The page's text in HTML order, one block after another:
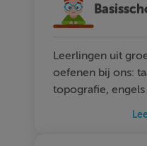
Leerlingen uit
oefenen bij ons:
topografie,